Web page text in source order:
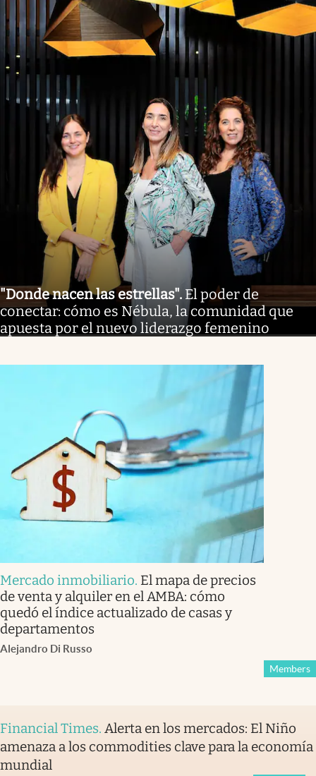
"Donde nacen las estrellas". El poder de
conectar: cómo es Nébula, la comunidad que
apuesta por el nuevo liderazgo femenino
Mercado inmobiliario. El mapa de precios
de venta y alquiler en el AMBA: cómo
quedó el índice actualizado de casas y
departamentos
Alejandro Di Russo
Members
Financial Times. Alerta en los mercados: El Niño
amenaza a los commodities clave para la economía
mundial